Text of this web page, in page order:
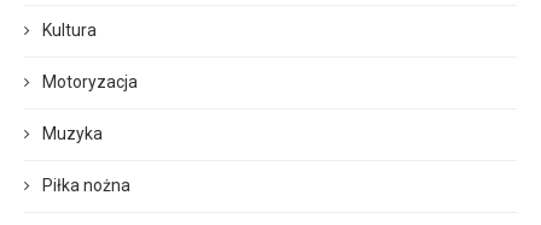
Kultura
Motoryzacja
Muzyka
Piłka nożna